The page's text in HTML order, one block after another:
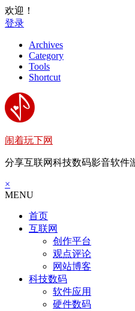
欢迎！
登录
Archives
Category
Tools
Shortcut
闹着玩下网
分享互联网科技数码影音软件
×
MENU
首页
互联网
创作平台
观点评论
网站博客
科技数码
软件应用
硬件数码